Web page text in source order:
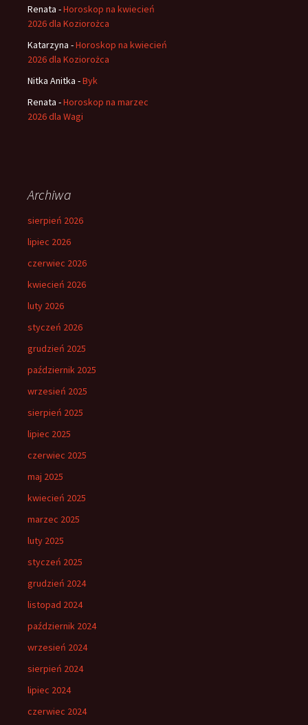
Renata -Horoskop na kwiecień
2026 dla Koziorożca
Katarzyna -Horoskop na kwiecień
2026 dla Koziorożca
Nitka Anitka -Byk
Renata -Horoskop na marzec
2026 dla Wagi
Archiwa
sierpień 2026
lipiec 2026
czerwiec 2026
kwiecień 2026
luty 2026
styczeń 2026
grudzień 2025
październik 2025
wrzesień 2025
sierpień 2025
lipiec 2025
czerwiec 2025
maj 2025
kwiecień 2025
marzec 2025
luty 2025
styczeń 2025
grudzień 2024
listopad 2024
październik 2024
wrzesień 2024
sierpień 2024
lipiec 2024
czerwiec 2024